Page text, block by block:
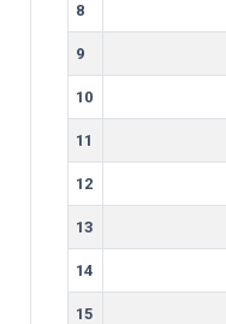
8
9
10
11
12
13
14
15